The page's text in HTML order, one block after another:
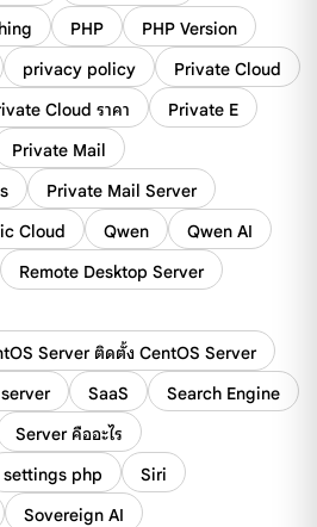
PHP
PHP Version
privacy policy
Private Cloud
Cloud ราคา
Private E
Private Mail
Private Mail Server
Cloud Qwen
Qwen AI
Remote Desktop Server
Server ติดตั้ง CentOS Server
SaaS
Search Engine
Server คืออะไร
settings php
Siri
Sovereign AI